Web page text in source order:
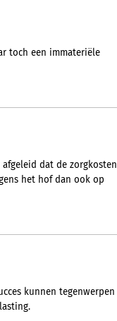
toch een immateriële
dat de zorgkosten
het hof dan ook op
kunnen tegenwerpen